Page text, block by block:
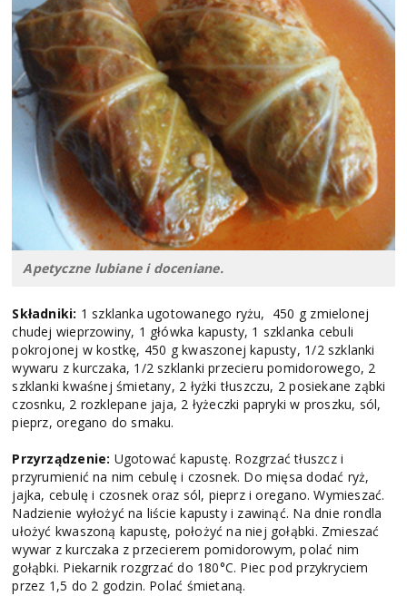
Apetyczne lubiane i doceniane.
Składniki: 1 szklanka ugotowanego ryżu, 450 g zmielonej
chudej wieprzowiny, 1 główka kapusty, 1 szklanka cebuli
pokrojonej w kostkę, 450 g kwaszonej kapusty, 1/2 szklanki
wywaru z kurczaka, 1/2 szklanki przecieru pomidorowego, 2
szklanki kwaśnej śmietany, 2 łyżki tłuszczu, 2 posiekane ząbki
czosnku, 2 rozklepane jaja, 2 łyżeczki papryki w proszku, sól,
pieprz, oregano do smaku.
Przyrządzenie: Ugotować kapustę. Rozgrzać tłuszcz i
przyrumienić na nim cebulę i czosnek. Do mięsa dodać ryż,
jajka, cebulę i czosnek oraz sól, pieprz i oregano. Wymieszać.
Nadzienie wyłożyć na liście kapusty i zawinąć. Na dnie rondla
ułożyć kwaszoną kapustę, położyć na niej gołąbki. Zmieszać
wywar z kurczaka z przecierem pomidorowym, polać nim
gołąbki. Piekarnik rozgrzać do 180°C. Piec pod przykryciem
przez 1,5 do 2 godzin. Polać śmietaną.